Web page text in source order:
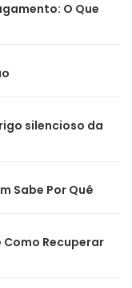
O Que
silencioso da
Sabe Por Quê
Recuperar